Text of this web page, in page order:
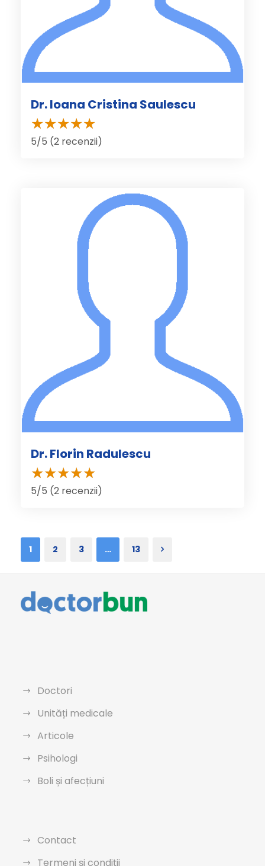
Dr. Ioana Cristina Saulescu
5/5 (2 recenzii)
Dr. Florin Radulescu
5/5 (2 recenzii)
1 2 3 … 13
Doctori
Unități medicale
Articole
Psihologi
Boli și afecțiuni
Contact
Termeni și condiții